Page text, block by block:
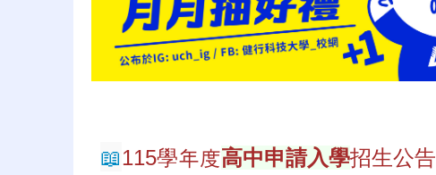
📖115學年度高中申請入學招生公告